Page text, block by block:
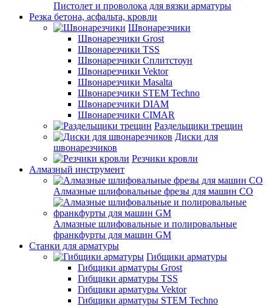
Пистолет и проволока для вязки арматуры
Резка бетона, асфальта, кровли
Швонарезчики
Швонарезчики Grost
Швонарезчики TSS
Швонарезчики Сплитстоун
Швонарезчики Vektor
Швонарезчики Masalta
Швонарезчики STEM Techno
Швонарезчики DIAM
Швонарезчики CIMAR
Раздельщики трещин
Диски для
швонарезчиков
Резчики кровли
Алмазный инструмент
Алмазные шлифовальные фрезы для машин СО
Алмазные шлифовальные и полировальные
франкфурты для машин GM
Станки для арматуры
Гибщики арматуры
Гибщики арматуры Grost
Гибщики арматуры TSS
Гибщики арматуры Vektor
Гибщики арматуры STEM Techno